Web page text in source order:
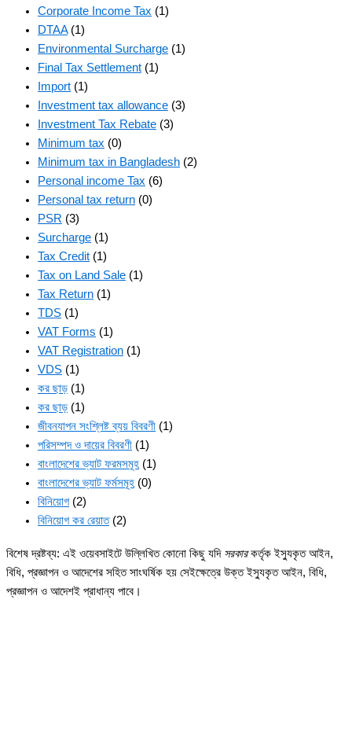
Corporate Income Tax (1)
DTAA(1)
Environmental Surcharge (1)
Final Tax Settlement (1)
Import (1)
Investment tax allowance (3)
Investment Tax Rebate (3)
Minimum tax (0)
Minimum tax in Bangladesh (2)
Personal income Tax (6)
Personal tax return (0)
PSR (3)
Surcharge (1)
Tax Credit (1)
Tax on Land Sale (1)
Tax Return (1)
TDS (1)
VAT Forms (1)
VAT Registration (1)
VDS (1)
কর ছাড় (1)
কর ছাড় (1)
জীবনযাপন সংশ্লিষ্ট ব্যয় বিবরণী (1)
পরিসম্পদ ও দায়ের বিবরণী (1)
বাংলাদেশের ভ্যাট ফরমসমূহ (1)
বাংলাদেশের ভ্যাট ফর্মসমূহ (0)
বিনিয়োগ (2)
বিনিয়োগ কর রেয়াত(2)
বিশেষ দ্রষ্টব্য: এই ওয়েবসাইটে উল্লিখিত কোনো কিছু যদি সরকারকর্তৃক ইস্যুকৃত আইন,
বিধি, প্রজ্ঞাপন ও আদেশের সহিত সাংঘর্ষিক হয় সেইক্ষেত্রে উক্ত ইস্যুকৃত আইন, বিধি,
প্রজ্ঞাপন ও আদেশই প্রাধান্য পাবে।